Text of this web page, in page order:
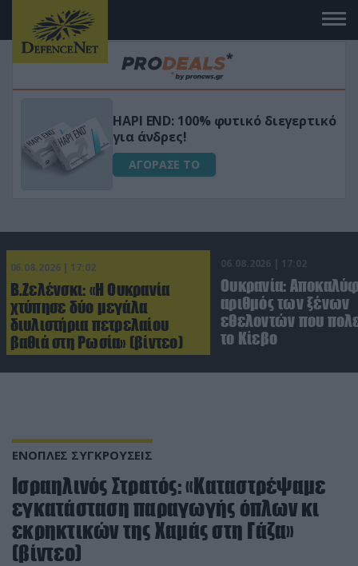
Μεταμόρφωσε τον κήπο σου με το
Ultra Box Μίνι Αλυσοπρίονο με
μπαταρία λιθίου
ΑΓΟΡΑΣΕ ΤΟ
06.08.2026 | 17:02
Β.Ζελένσκι: «Η Ουκρανία
χτύπησε δύο μεγάλα
διυλιστήρια πετρελαίου
βαθιά στη Ρωσία» (βίντεο)
06.08.2026 | 17:02
Ουκρανία:
αριθμός των ξένων
εθελοντών που
το Κίεβο
ΕΝΟΠΛΕΣ ΣΥΓΚΡΟΥΣΕΙΣ
Ισραηλινός Στρατός: «Καταστρέψαμε
εγκατάσταση παραγωγής όπλων κι
εκρηκτικών της Χαμάς στη Γάζα»
(βίντεο)